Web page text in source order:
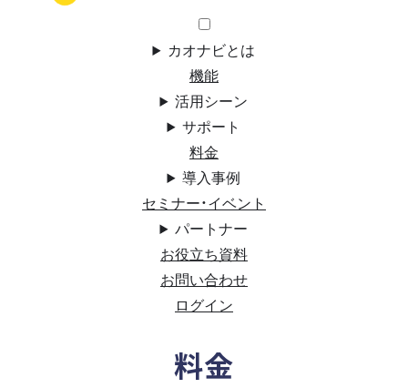
カオナビとは
機能
活用シーン
サポート
料金
導入事例
セミナー・イベント
パートナー
お役立ち資料
お問い合わせ
ログイン
料金